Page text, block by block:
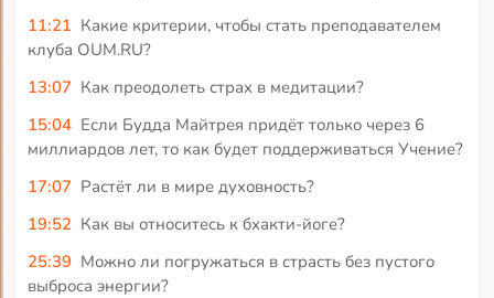
11:21 Какие критерии, чтобы стать преподавателем
клуба OUM.RU?
13:07 Как преодолеть страх в медитации?
15:04 Если Будда Майтрея придёт только через 6
миллиардов лет, то как будет поддерживаться Учение?
17:07 Растёт ли в мире духовность?
19:52 Как вы относитесь к бхакти-йоге?
25:39 Можно ли погружаться в страсть без пустого
выброса энергии?